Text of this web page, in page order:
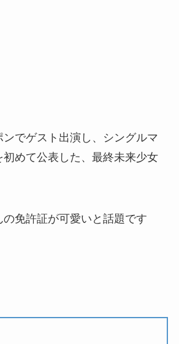
でゲスト出演し、シングルマ
めて公表した、最終未来少女
免許証が可愛いと話題です